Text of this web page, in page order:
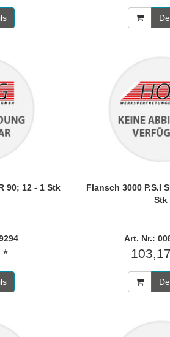
90; 12 - 1 Stk
*
Flansch 3000 P.S.I
Stk
Art. Nr.: